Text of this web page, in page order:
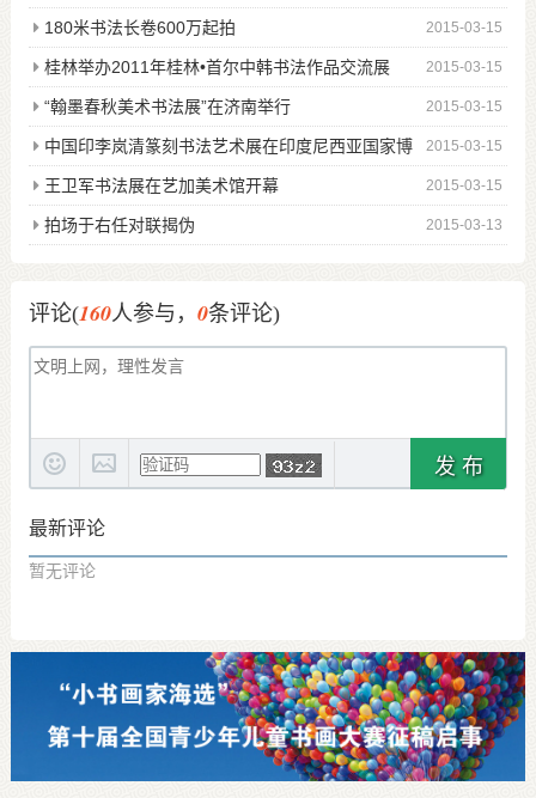
2015-03-15
180米书法长卷600万起拍
2015-03-15
桂林举办2011年桂林•首尔中韩书法作品交流展
2015-03-15
“翰墨春秋美术书法展”在济南举行
2015-03-15
中国印李岚清篆刻书法艺术展在印度尼西亚国家博
物馆开幕
2015-03-15
王卫军书法展在艺加美术馆开幕
2015-03-13
拍场于右任对联揭伪
评论(160人参与， 0条评论)
发 布
最新评论
暂无评论